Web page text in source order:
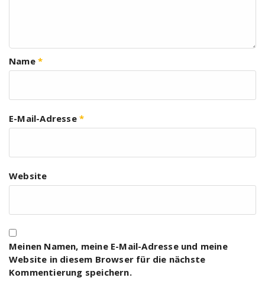
Name *
E-Mail-Adresse *
Website
Meinen Namen, meine E-Mail-Adresse und meine
Website in diesem Browser für die nächste
Kommentierung speichern.